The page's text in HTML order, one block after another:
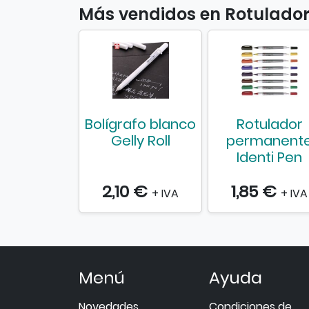
Más vendidos en
Bolígrafo blanco
Gelly Roll
2,10 € + IVA
Rotulador
Identi Pen
1,85 € + IVA
Menú Ayuda